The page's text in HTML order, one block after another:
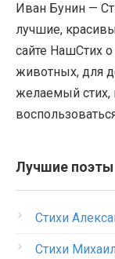
Иван Бунин —
лучшие,
сайте НашСтих
животных, для
желаемый стих,
Лучшие поэты
Стихи
Стихи